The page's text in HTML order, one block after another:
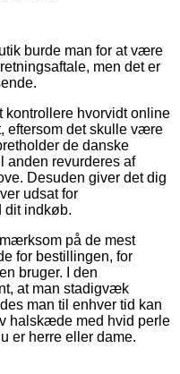
burde man for at være
men det er
kontrollere hvorvidt online
eftersom det skulle være
de danske
anden revurderes af
Desuden giver det dig
udsat for
dit indkøb.
på de mest
for bestillingen, for
bruger. I den
at man stadigvæk
man til enhver tid kan
halskæde med hvid perle
er herre eller dame.